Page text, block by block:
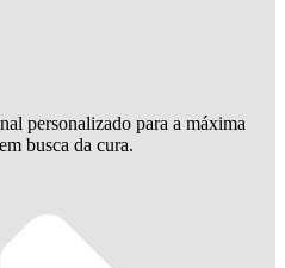
personalizado para a máxima
busca da cura.